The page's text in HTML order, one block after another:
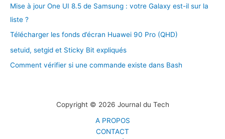
Mise à jour One UI 8.5 de Samsung : votre Galaxy est-il sur la
liste ?
Télécharger les fonds d’écran Huawei 90 Pro (QHD)
setuid, setgid et Sticky Bit expliqués
Comment vérifier si une commande existe dans Bash
Copyright © 2026 Journal du Tech
A PROPOS
CONTACT